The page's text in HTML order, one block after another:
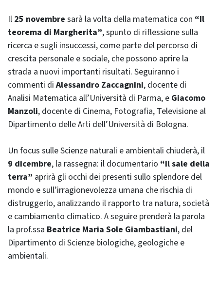
Il 25 novembre sarà la volta della matematica con “Il
teorema di Margherita”, spunto di riflessione sulla
ricerca e sugli insuccessi, come parte del percorso di
crescita personale e sociale, che possono aprire la
strada a nuovi importanti risultati. Seguiranno i
commenti diAlessandro Zaccagnini, docente di
Analisi Matematica all’Università di Parma, e Giacomo
Manzoli, docente di Cinema, Fotografia, Televisione al
Dipartimento delle Arti dell’Università di Bologna.
Un focus sulle Scienze naturali e ambientali chiuderà, il
9 dicembre, la rassegna: il documentario “Il sale della
terra” aprirà gli occhi dei presenti sullo splendore del
mondo e sull’irragionevolezza umana che rischia di
distruggerlo, analizzando il rapporto tra natura, società
e cambiamento climatico. A seguire prenderà la parola
la prof.ssa Beatrice Maria Sole Giambastiani, del
Dipartimento di Scienze biologiche, geologiche e
ambientali.